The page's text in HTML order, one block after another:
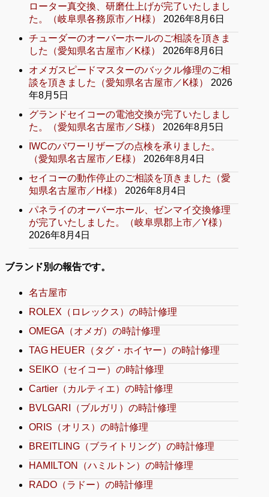
ローター真交換、研磨仕上げが完了いたしまし
た。（岐阜県各務原市／H様）
2026年8月6日
チューダーのオーバーホールのご相談を頂きま
した（愛知県名古屋市／K様）
2026年8月6日
オメガスピードマスターのバックル修理のご相
談を頂きました（愛知県名古屋市／K様）
2026
年8月5日
グランドセイコーの電池交換が完了いたしまし
た。（愛知県名古屋市／S様）
2026年8月5日
IWCのパワーリザーブの点検を承りました。
（愛知県名古屋市／E様）
2026年8月4日
セイコーの動作停止のご相談を頂きました（愛
知県名古屋市／H様）
2026年8月4日
パネライのオーバーホール、ゼンマイ交換修理
が完了いたしました。（岐阜県郡上市／Y様）
2026年8月4日
ブランド別の報告です。
名古屋市
ROLEX（ロレックス）の時計修理
OMEGA（オメガ）の時計修理
TAG HEUER（タグ・ホイヤー）の時計修理
SEIKO（セイコー）の時計修理
Cartier（カルティエ）の時計修理
BVLGARI（ブルガリ）の時計修理
ORIS（オリス）の時計修理
BREITLING（ブライトリング）の時計修理
HAMILTON（ハミルトン）の時計修理
RADO（ラドー）の時計修理